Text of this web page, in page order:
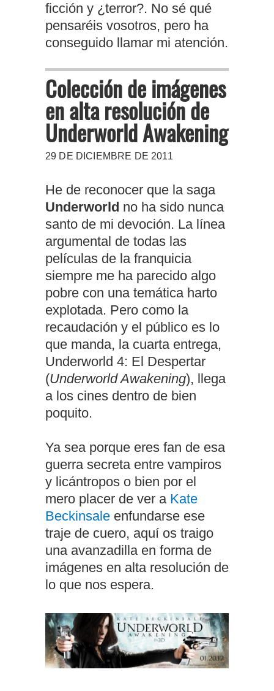
ficción y ¿terror?. No sé qué
pensaréis vosotros, pero ha
conseguido llamar mi atención.
Colección de imágenes
en alta resolución de
Underworld Awakening
29 DE DICIEMBRE DE 2011
He de reconocer que la saga
Underworld no ha sido nunca
santo de mi devoción. La línea
argumental de todas las
películas de la franquicia
siempre me ha parecido algo
pobre con una temática harto
explotada. Pero como la
recaudación y el público es lo
que manda, la cuarta entrega,
Underworld 4: El Despertar
(Underworld Awakening), llega
a los cines dentro de bien
poquito.
Ya sea porque eres fan de esa
guerra secreta entre vampiros
y licántropos o bien por el
mero placer de ver a Kate
Beckinsale enfundarse ese
traje de cuero, aquí os traigo
una avanzadilla en forma de
imágenes en alta resolución de
lo que nos espera.